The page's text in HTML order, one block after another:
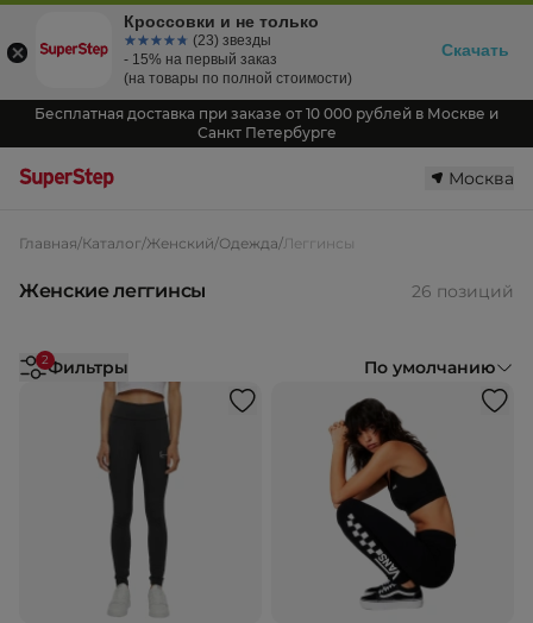
Бесплатная доставка при заказе от 10 000 рублей в Москве и
Санкт Петербурге
Москва
Главная/Каталог/Женский/Одежда/Леггинсы
Женские леггинсы 26 позиций
2Фильтры По умолчанию
Кроссовки и не только
☆☆☆☆☆
★★★★★ (23) звезды
- 15% на первый заказ
(на товары по полной стоимости)
Скачать